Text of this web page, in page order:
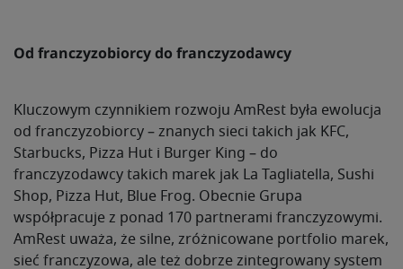
Od franczyzobiorcy do franczyzodawcy
Kluczowym czynnikiem rozwoju AmRest była ewolucja
od franczyzobiorcy – znanych sieci takich jak KFC,
Starbucks, Pizza Hut i Burger King – do
franczyzodawcy takich marek jak La Tagliatella, Sushi
Shop, Pizza Hut, Blue Frog. Obecnie Grupa
współpracuje z ponad 170 partnerami franczyzowymi.
AmRest uważa, że silne, zróżnicowane portfolio marek,
sieć franczyzowa, ale też dobrze zintegrowany system